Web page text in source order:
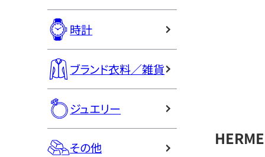
時計
ブランド衣料／雑貨
ジュエリー
その他